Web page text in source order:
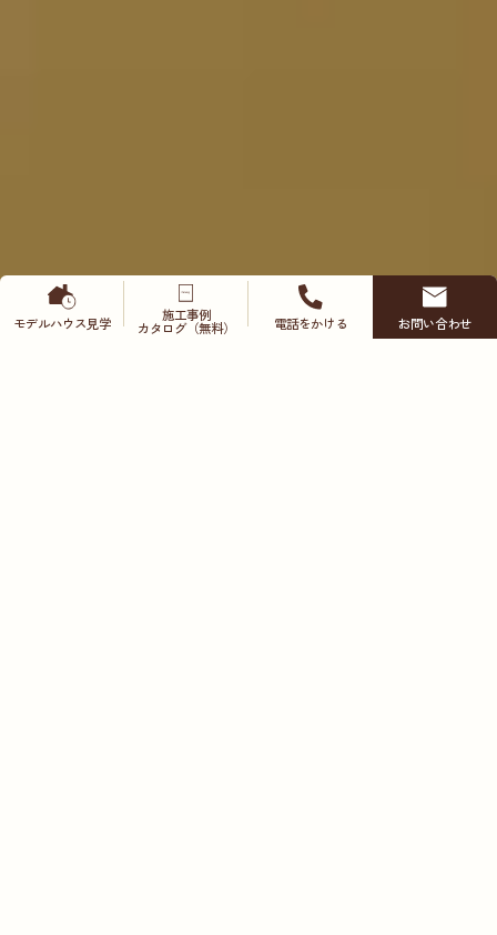
モデルハウス見学 施工事例
カタログ（無料） 電話をかける お問い合わせ